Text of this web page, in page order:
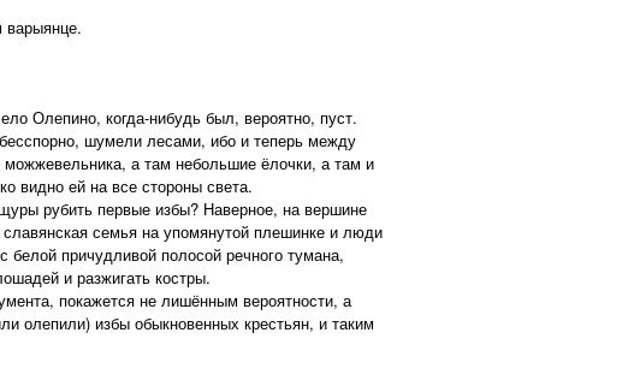
варыянце.
Олепино, когда-нибудь был, вероятно, пуст.
шумели лесами, ибо и теперь между
а там небольшие ёлочки, а там и
видно ей на все стороны света.
рубить первые избы? Наверное, на вершине
семья на упомянутой плешинке и люди
причудливой полосой речного тумана,
и разжигать костры.
покажется не лишённым вероятности, а
олепили) избы обыкновенных крестьян, и таким